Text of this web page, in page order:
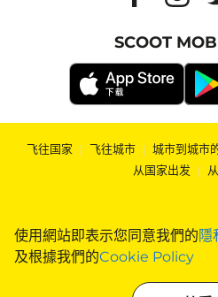
使用網站即表示您同意我們的隱
及根據我們的Cookie Policy
SCOOT
飞往国家 | 飞往城市 | 城市到城市
从国家出发 |